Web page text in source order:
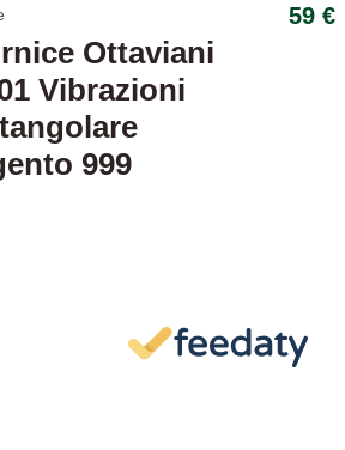
59 €
Ottaviani
Vibrazioni
999